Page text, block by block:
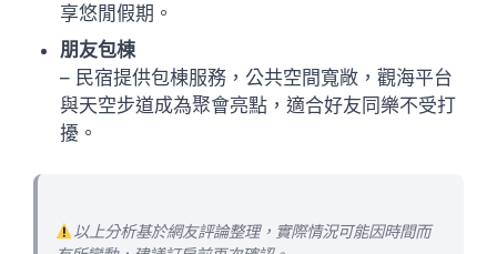
享悠閒假期。
朋友包棟
– 民宿提供包棟服務，公共空間寬敞，觀海平台
與天空步道成為聚會亮點，適合好友同樂不受打
擾。
以上分析基於網友評論整理，實際情況可能因時間而